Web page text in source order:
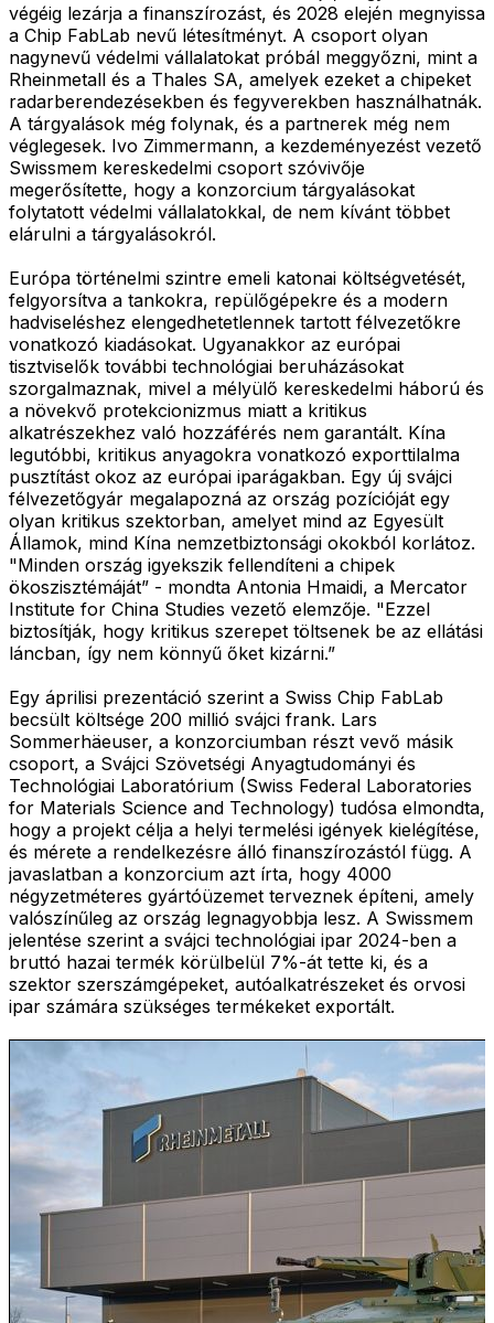
végéig lezárja a finanszírozást, és 2028 elején megnyissa
a Chip FabLab nevű létesítményt. A csoport olyan
nagynevű védelmi vállalatokat próbál meggyőzni, mint a
Rheinmetall és a Thales SA, amelyek ezeket a chipeket
radarberendezésekben és fegyverekben használhatnák.
A tárgyalások még folynak, és a partnerek még nem
véglegesek. Ivo Zimmermann, a kezdeményezést vezető
Swissmem kereskedelmi csoport szóvivője
megerősítette, hogy a konzorcium tárgyalásokat
folytatott védelmi vállalatokkal, de nem kívánt többet
elárulni a tárgyalásokról.
Európa történelmi szintre emeli katonai költségvetését,
felgyorsítva a tankokra, repülőgépekre és a modern
hadviseléshez elengedhetetlennek tartott félvezetőkre
vonatkozó kiadásokat. Ugyanakkor az európai
tisztviselők további technológiai beruházásokat
szorgalmaznak, mivel a mélyülő kereskedelmi háború és
a növekvő protekcionizmus miatt a kritikus
alkatrészekhez való hozzáférés nem garantált. Kína
legutóbbi, kritikus anyagokra vonatkozó exporttilalma
pusztítást okoz az európai iparágakban. Egy új svájci
félvezetőgyár megalapozná az ország pozícióját egy
olyan kritikus szektorban, amelyet mind az Egyesült
Államok, mind Kína nemzetbiztonsági okokból korlátoz.
"Minden ország igyekszik fellendíteni a chipek
ökoszisztémáját” - mondta Antonia Hmaidi, a Mercator
Institute for China Studies vezető elemzője. "Ezzel
biztosítják, hogy kritikus szerepet töltsenek be az ellátási
láncban, így nem könnyű őket kizárni.”
Egy áprilisi prezentáció szerint a Swiss Chip FabLab
becsült költsége 200 millió svájci frank. Lars
Sommerhäeuser, a konzorciumban részt vevő másik
csoport, a Svájci Szövetségi Anyagtudományi és
Technológiai Laboratórium (Swiss Federal Laboratories
for Materials Science and Technology) tudósa elmondta,
hogy a projekt célja a helyi termelési igények kielégítése,
és mérete a rendelkezésre álló finanszírozástól függ. A
javaslatban a konzorcium azt írta, hogy 4000
négyzetméteres gyártóüzemet terveznek építeni, amely
valószínűleg az ország legnagyobbja lesz. A Swissmem
jelentése szerint a svájci technológiai ipar 2024-ben a
bruttó hazai termék körülbelül 7%-át tette ki, és a
szektor szerszámgépeket, autóalkatrészeket és orvosi
ipar számára szükséges termékeket exportált.